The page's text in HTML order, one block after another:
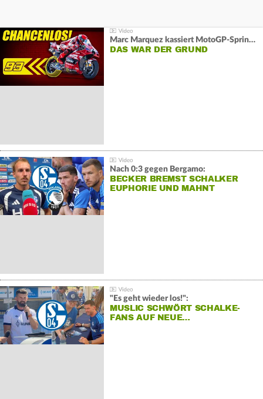
Marc Marquez kassiert MotoGP-Sprint-Schlappe:
DAS WAR DER GRUND
Nach 0:3 gegen Bergamo:
BECKER BREMST SCHALKER
EUPHORIE UND MAHNT
"Es geht wieder los!":
MUSLIC SCHWÖRT SCHALKE-
FANS AUF NEUE…